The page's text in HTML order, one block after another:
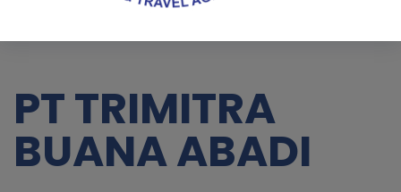
PT TRIMITRA
BUANA ABADI